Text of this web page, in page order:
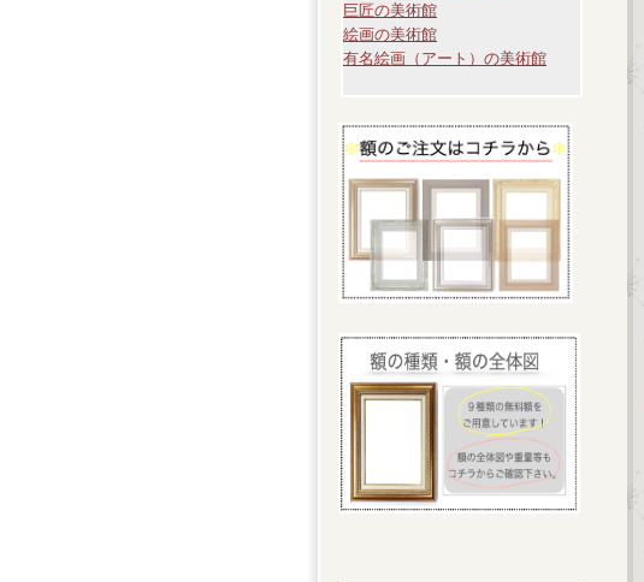
巨匠の美術館
絵画の美術館
有名絵画（アート）の美術館